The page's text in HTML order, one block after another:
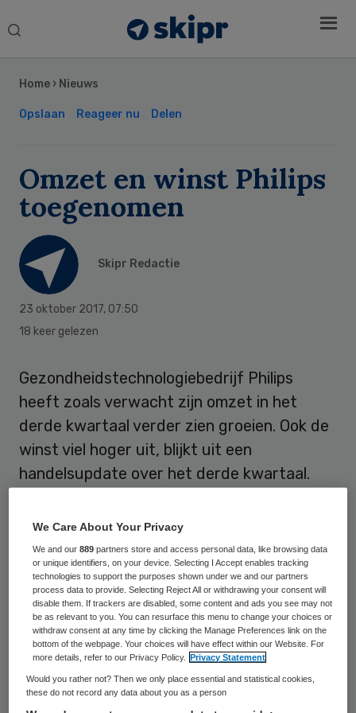
Search
Home › Nieuws
Opslaan Reageer nu Delen
Omzet en winst Philips
toegenomen
Skipr Redactie
23 oktober 2017, 07:50
18 keer gelezen
Gezondheidstechnologiebedrijf Philips
heeft zoals verwacht zijn omzet in het
derde kwartaal verder zien groeien. Ook de
winst viel hoger uit, blijkt uit een
handelsupdate over het derde kwartaal.
resultaten een impuls.
De omzet over de afgelopen maanden
steeg met 4 procent tot 4,1 miljard euro.
Daarmee presteerde het bedrijf nagenoeg
in lijn met de gemiddelde verwachting van
analisten. Onder de streep resteerde een
bedrag van 263 miljoen euro, waar een jaar
Sidebar
We Care About Your Privacy
We and our889 partners store and access personal data, like browsing data
or unique identifiers, on your device. Selecting I Accept enables tracking
technologies to support the purposes shown under we and our partners
process data to provide. Selecting Reject All or withdrawing your consent will
disable them. If trackers are disabled, some content and ads you see may not
be as relevant to you. You can resurface this menu to change your choices or
withdraw consent at any time by clicking the Manage Preferences link on the
bottom of the webpage. Your choices will have effect within our Website. For
more details, refer to our Privacy Policy.
Privacy Statement
Would you rather not? Then we only place essential and statistical cookies,
these do not record any data about you as a person